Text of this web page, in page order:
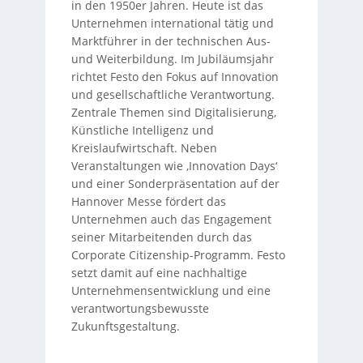
in den 1950er Jahren. Heute ist das
Unternehmen international tätig und
Marktführer in der technischen Aus-
und Weiterbildung. Im Jubiläumsjahr
richtet Festo den Fokus auf Innovation
und gesellschaftliche Verantwortung.
Zentrale Themen sind Digitalisierung,
Künstliche Intelligenz und
Kreislaufwirtschaft. Neben
Veranstaltungen wie ‚Innovation Days‘
und einer Sonderpräsentation auf der
Hannover Messe fördert das
Unternehmen auch das Engagement
seiner Mitarbeitenden durch das
Corporate Citizenship-Programm. Festo
setzt damit auf eine nachhaltige
Unternehmensentwicklung und eine
verantwortungsbewusste
Zukunftsgestaltung.